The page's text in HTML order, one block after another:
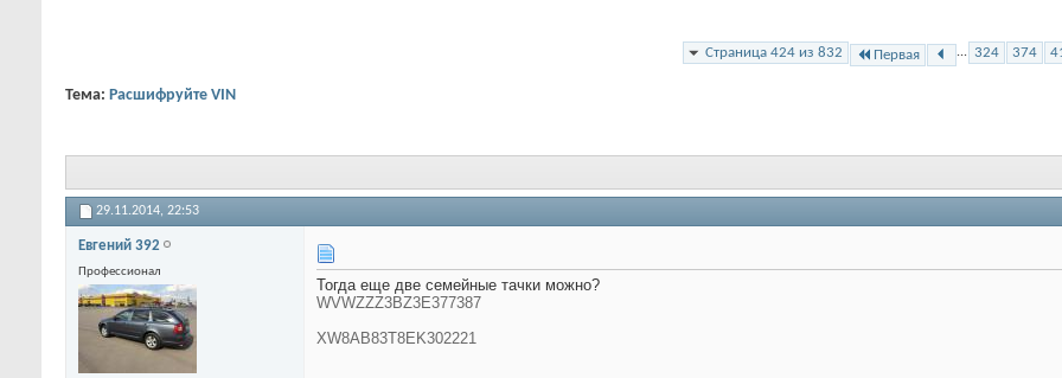
Страница 424 из 832 Первая ... 324 374
Тема: Расшифруйте VIN
29.11.2014, 22:53
Евгений 392
Профессионал
Тогда еще две семейные тачки можно?
WVWZZZ3BZ3E377387
XW8AB83T8EK302221